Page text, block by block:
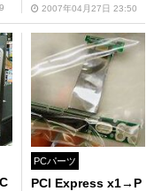
から2007年04月27日 23:50
PCパーツ
PCI Express x1→P